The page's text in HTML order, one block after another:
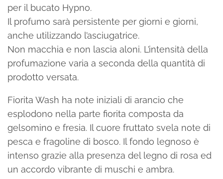
per il bucato Hypno.
Il profumo sarà persistente per giorni e giorni,
anche utilizzando l’asciugatrice.
Non macchia e non lascia aloni. L’intensità della
profumazione varia a seconda della quantità di
prodotto versata.
Fiorita Wash ha note iniziali di arancio che
esplodono nella parte fiorita composta da
gelsomino e fresia. Il cuore fruttato svela note di
pesca e fragoline di bosco. Il fondo legnoso è
intenso grazie alla presenza del legno di rosa ed
un accordo vibrante di muschi e ambra.